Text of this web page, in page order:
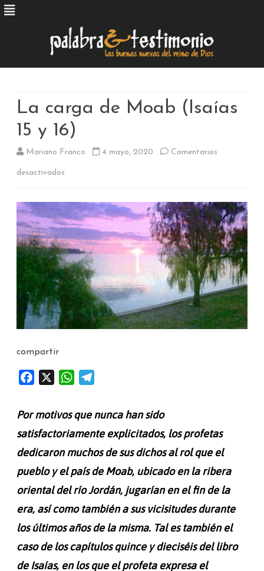
La carga de Moab (Isaías
15 y 16)
Mariano Franco 4 mayo, 2020 Comentarios
desactivados
carga
Moab
(Isaías
15
y
compartir
b
o
o
W
t
s
A
p
p
g
r
a
Por motivos que nunca han sido
satisfactoriamente explicitados, los profetas
dedicaron muchos de sus dichos al rol que el
pueblo y el país de Moab, ubicado en la ribera
oriental del río Jordán, jugarían en el fin de la
era, así como también a sus vicisitudes durante
los últimos años de la misma. Tal es también el
caso de los capítulos quince y dieciséis del libro
de Isaías, en los que el profeta expresa el